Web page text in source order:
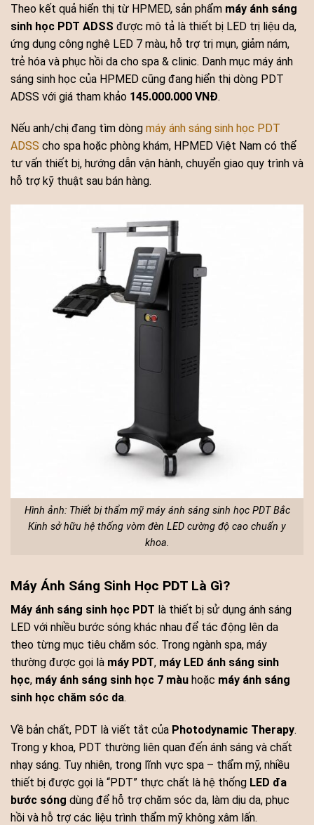
Theo kết quả hiển thị từ HPMED, sản phẩm máy ánh sáng
sinh học PDT ADSS được mô tả là thiết bị LED trị liệu da,
ứng dụng công nghệ LED 7 màu, hỗ trợ trị mụn, giảm nám,
trẻ hóa và phục hồi da cho spa & clinic. Danh mục máy ánh
sáng sinh học của HPMED cũng đang hiển thị dòng PDT
ADSS với giá tham khảo 145.000.000 VNĐ.
Nếu anh/chị đang tìm dòng máy ánh sáng sinh học PDT
ADSS cho spa hoặc phòng khám, HPMED Việt Nam có thể
tư vấn thiết bị, hướng dẫn vận hành, chuyển giao quy trình và
hỗ trợ kỹ thuật sau bán hàng.
Hình ảnh: Thiết bị thẩm mỹ máy ánh sáng sinh học PDT Bắc
Kinh sở hữu hệ thống vòm đèn LED cường độ cao chuẩn y
khoa.
Máy Ánh Sáng Sinh Học PDT Là Gì?
Máy ánh sáng sinh học PDT là thiết bị sử dụng ánh sáng
LED với nhiều bước sóng khác nhau để tác động lên da
theo từng mục tiêu chăm sóc. Trong ngành spa, máy
thường được gọi là máy PDT, máy LED ánh sáng sinh
học, máy ánh sáng sinh học 7 màu hoặc máy ánh sáng
sinh học chăm sóc da.
Về bản chất, PDT là viết tắt của Photodynamic Therapy.
Trong y khoa, PDT thường liên quan đến ánh sáng và chất
nhạy sáng. Tuy nhiên, trong lĩnh vực spa – thẩm mỹ, nhiều
thiết bị được gọi là “PDT” thực chất là hệ thống LED đa
bước sóng dùng để hỗ trợ chăm sóc da, làm dịu da, phục
hồi và hỗ trợ các liệu trình thẩm mỹ không xâm lấn.